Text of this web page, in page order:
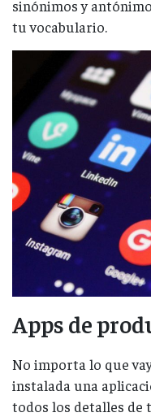
sinónimos y
tu vocabulario.
Apps de
No importa lo que
instalada una
todos los detalles de